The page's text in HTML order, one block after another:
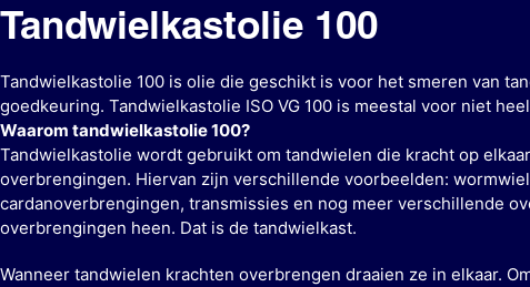
Tandwielkastolie 100
Tandwielkastolie 100 is olie die geschikt is voor het smeren van
goedkeuring. Tandwielkastolie ISO VG 100 is meestal voor niet
Waarom tandwielkastolie 100?
Tandwielkastolie wordt gebruikt om tandwielen die kracht op
overbrengingen. Hiervan zijn verschillende voorbeelden:
cardanoverbrengingen, transmissies en nog meer verschillende
overbrengingen heen. Dat is de tandwielkast.
Wanneer tandwielen krachten overbrengen draaien ze in elkaar.